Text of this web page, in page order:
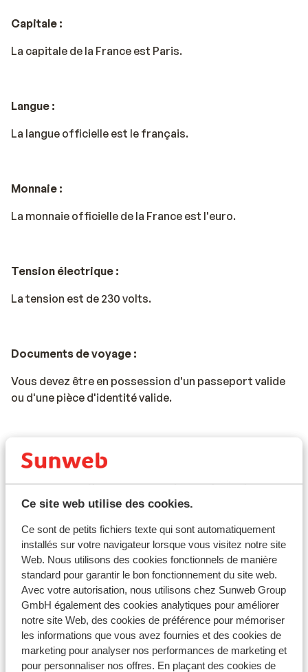
Ce site web utilise des cookies.
Ce sont de petits fichiers texte qui sont automatiquement
installés sur votre navigateur lorsque vous visitez notre site
Web. Nous utilisons des cookies fonctionnels de manière
standard pour garantir le bon fonctionnement du site web.
Avec votre autorisation, nous utilisons chez Sunweb Group
GmbH également des cookies analytiques pour améliorer
notre site Web, des cookies de préférence pour mémoriser
les informations que vous avez fournies et des cookies de
marketing pour analyser nos performances de marketing et
pour personnaliser nos offres. En plaçant des cookies de
Capitale :
La capitale de la France est Paris.
Langue :
La langue officielle est le français.
Monnaie :
La monnaie officielle de la France est l'euro.
Tension électrique :
La tension est de 230 volts.
Documents de voyage :
Vous devez être en possession d'un passeport valide
ou d'une pièce d'identité valide.
Numéro d'urgence :
l'ambulance et les pompiers est le 112.
Voyage en voiture en France :
* La vitesse maximale sur les autoroutes est de 130
km/h. La vitesse maximale pour les conducteurs
titulaires d'un permis de conduire depuis moins de 2
ans est de 110 km/h.
* Il y a des péages sur la plupart des autoroutes